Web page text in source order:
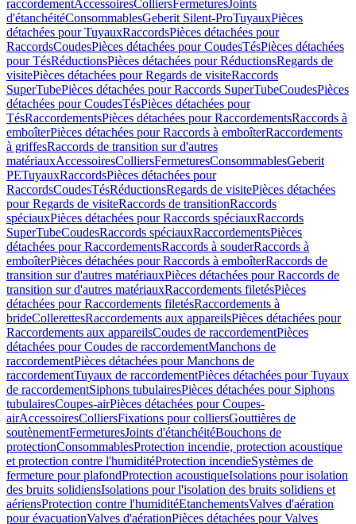
raccordementAccessoiresColliersFermeturesJoints
d'étanchéitéConsommablesGeberit Silent-ProTuyauxPièces
détachées pour TuyauxRaccordsPièces détachées pour
RaccordsCoudesPièces détachées pour CoudesTésPièces détachées
pour TésRéductionsPièces détachées pour RéductionsRegards de
visitePièces détachées pour Regards de visiteRaccords
SuperTubePièces détachées pour Raccords SuperTubeCoudesPièces
détachées pour CoudesTésPièces détachées pour
TésRaccordementsPièces détachées pour RaccordementsRaccords à
emboîterPièces détachées pour Raccords à emboîterRaccordements
à griffesRaccords de transition sur d'autres
matériauxAccessoiresColliersFermeturesConsommablesGeberit
PETuyauxRaccordsPièces détachées pour
RaccordsCoudesTésRéductionsRegards de visitePièces détachées
pour Regards de visiteRaccords de transitionRaccords
spéciauxPièces détachées pour Raccords spéciauxRaccords
SuperTubeCoudesRaccords spéciauxRaccordementsPièces
détachées pour RaccordementsRaccords à souderRaccords à
emboîterPièces détachées pour Raccords à emboîterRaccords de
transition sur d'autres matériauxPièces détachées pour Raccords de
transition sur d'autres matériauxRaccordements filetésPièces
détachées pour Raccordements filetésRaccordements à
brideCollerettesRaccordements aux appareilsPièces détachées pour
Raccordements aux appareilsCoudes de raccordementPièces
détachées pour Coudes de raccordementManchons de
raccordementPièces détachées pour Manchons de
raccordementTuyaux de raccordementPièces détachées pour Tuyaux
de raccordementSiphons tubulairesPièces détachées pour Siphons
tubulairesCoupes-airPièces détachées pour Coupes-
airAccessoiresColliersFixations pour colliersGouttières de
soutènementFermeturesJoints d'étanchéitéBouchons de
protectionConsommablesProtection incendie, protection acoustique
et protection contre l'humiditéProtection incendieSystèmes de
fermeture pour plafondProtection acoustiqueIsolations pour isolation
des bruits solidiensIsolations pour l'isolation des bruits solidiens et
aériensProtection contre l'humiditéEtanchementsValves d'aération
pour évacuationValves d'aérationPièces détachées pour Valves